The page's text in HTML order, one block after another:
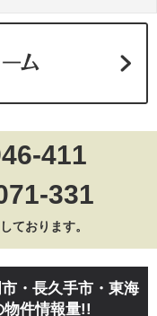
411
331
ております。
・長久手市・東海
物件情報量!!